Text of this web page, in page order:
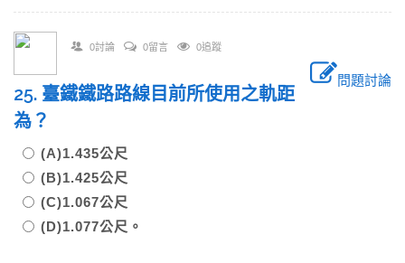
0討論 0留言 0追蹤
問題討論
25. 臺鐵鐵路路線目前所使用之軌距
為？
(A)1.435公尺
(B)1.425公尺
(C)1.067公尺
(D)1.077公尺。